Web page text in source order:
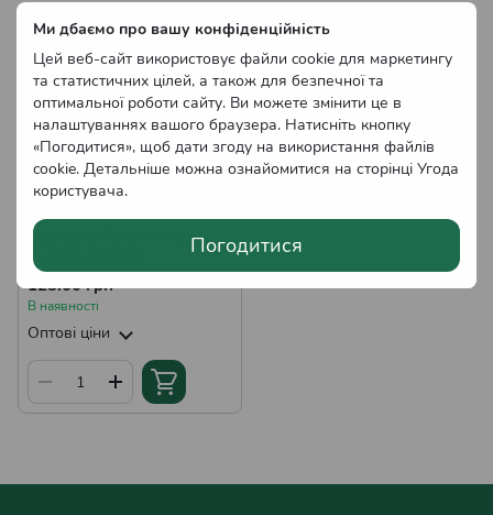
Ми дбаємо про вашу конфіденційність
Цей веб-сайт використовує файли cookie для маркетингу
та статистичних цілей, а також для безпечної та
оптимальної роботи сайту. Ви можете змінити це в
налаштуваннях вашого браузера. Натисніть кнопку
«Погодитися», щоб дати згоду на використання файлів
cookie. Детальніше можна ознайомитися на сторінці Угода
користувача.
Погодитися
Саджанці Лимонника Китайського
Хіт
Саджанці Лимонника
Китайського Р9
125.00 грн
В наявності
Оптові ціни